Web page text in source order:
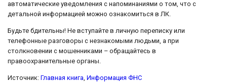
автоматические уведомления с напоминаниями о том, что с
детальной информацией можно ознакомиться в ЛК.
Будьте бдительны! Не вступайте в личную переписку или
телефонные разговоры с незнакомыми людьми, а при
столкновении с мошенниками – обращайтесь в
правоохранительные органы.
Источник: Главная книга Информация ФНС